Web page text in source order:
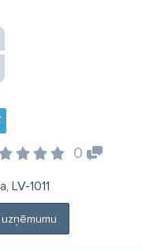
0
LV-1011